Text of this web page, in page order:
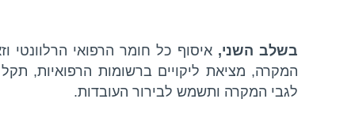
בשלב השני, איסוף כל חומר הרפואי
המקרה, מציאת ליקויים ברשומות הרפואיות,
לגבי המקרה ותשמש לבירור העובדות.